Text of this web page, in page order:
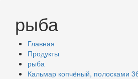
рыба
Главная
Продукты
рыба
Кальмар копчёный, полосками